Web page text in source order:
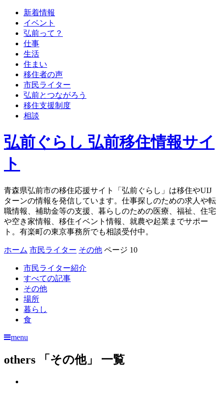
新着情報
イベント
弘前って？
仕事
生活
住まい
移住者の声
市民ライター
弘前とつながろう
移住支援制度
相談
弘前ぐらし 弘前移住情報サイ
ト
青森県弘前市の移住応援サイト「弘前ぐらし」は移住やUIJ
ターンの情報を発信しています。仕事探しのための求人や転
職情報、補助金等の支援、暮らしのための医療、福祉、住宅
や空き家情報、移住イベント情報、就農や起業までサポー
ト。有楽町の東京事務所でも相談受付中。
ホーム 市民ライター その他 ページ 10
市民ライター紹介
すべての記事
その他
場所
暮らし
食
menu
others 「その他」 一覧